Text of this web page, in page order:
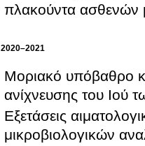
πλακούντα ασθενών
2020–2021
Μοριακό υπόβαθρο
ανίχνευσης του
Εξετάσεις
μικροβιολογικών